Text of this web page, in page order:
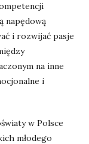
napędową
i rozwijać pasje
na inne
i
w Polsce
młodego